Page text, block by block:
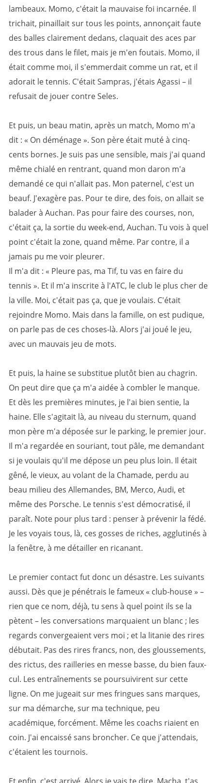
lambeaux. Momo, c'était la mauvaise foi incarnée. Il
trichait, pinaillait sur tous les points, annonçait faute
des balles clairement dedans, claquait des aces par
des trous dans le filet, mais je m'en foutais. Momo, il
était comme moi, il s'emmerdait comme un rat, et il
adorait le tennis. C'était Sampras, j'étais Agassi – il
refusait de jouer contre Seles.
Et puis, un beau matin, après un match, Momo m'a
dit : « On déménage ». Son père était muté à cinq-
cents bornes. Je suis pas une sensible, mais j'ai quand
même chialé en rentrant, quand mon daron m'a
demandé ce qui n'allait pas. Mon paternel, c'est un
beauf. J'exagère pas. Pour te dire, des fois, on allait se
balader à Auchan. Pas pour faire des courses, non,
c'était ça, la sortie du week-end, Auchan. Tu vois à quel
point c'était la zone, quand même. Par contre, il a
jamais pu me voir pleurer.
Il m'a dit : « Pleure pas, ma Tif, tu vas en faire du
tennis ». Et il m'a inscrite à l'ATC, le club le plus cher de
la ville. Moi, c'était pas ça, que je voulais. C'était
rejoindre Momo. Mais dans la famille, on est pudique,
on parle pas de ces choses-là. Alors j'ai joué le jeu,
avec un mauvais jeu de mots.
Et puis, la haine se substitue plutôt bien au chagrin.
On peut dire que ça m'a aidée à combler le manque.
Et dès les premières minutes, je l'ai bien sentie, la
haine. Elle s'agitait là, au niveau du sternum, quand
mon père m'a déposée sur le parking, le premier jour.
Il m'a regardée en souriant, tout pâle, me demandant
si je voulais qu'il me dépose un peu plus loin. Il était
gêné, le vieux, au volant de la Chamade, perdu au
beau milieu des Allemandes, BM, Merco, Audi, et
même des Porsche. Le tennis s'est démocratisé, il
paraît. Note pour plus tard : penser à prévenir la fédé.
Je les voyais tous, là, ces gosses de riches, agglutinés à
la fenêtre, à me détailler en ricanant.
Le premier contact fut donc un désastre. Les suivants
aussi. Dès que je pénétrais le fameux « club-house » –
rien que ce nom, déjà, tu sens à quel point ils se la
pètent – les conversations marquaient un blanc ; les
regards convergeaient vers moi ; et la litanie des rires
débutait. Pas des rires francs, non, des gloussements,
des rictus, des railleries en messe basse, du bien faux-
cul. Les entraînements se poursuivirent sur cette
ligne. On me jugeait sur mes fringues sans marques,
sur ma démarche, sur ma technique, peu
académique, forcément. Même les coachs riaient en
coin. J'ai encaissé sans broncher. Ce que j'attendais,
c'étaient les tournois.